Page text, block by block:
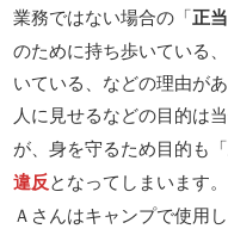
業務ではない場合の「正
のために持ち歩いている
いている、などの理由があ
人に見せるなどの目的は
が、身を守るため目的も「
違反となってしまいます。
Ａさんはキャンプで使用